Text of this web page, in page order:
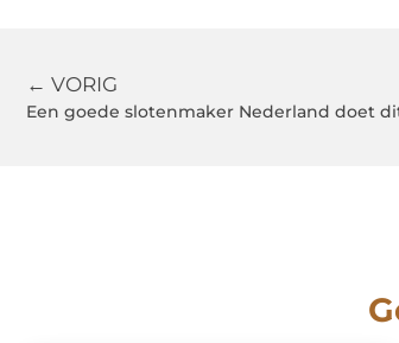
← VORIG
Een goede slotenmaker Nederland doet